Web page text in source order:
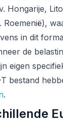
Hongarije,
in dit
de
eigen
bestand
.